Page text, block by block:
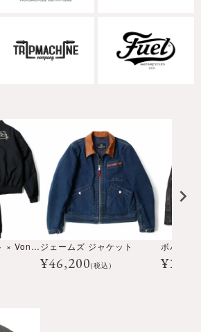
ファイト ジャケット × Von Dutchジェームズ ジャケット
¥46,200(税込)
ボバー
¥